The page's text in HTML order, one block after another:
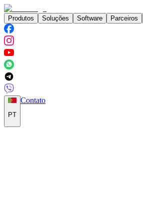
Produtos Soluções Software Parceiros
PT
Contato